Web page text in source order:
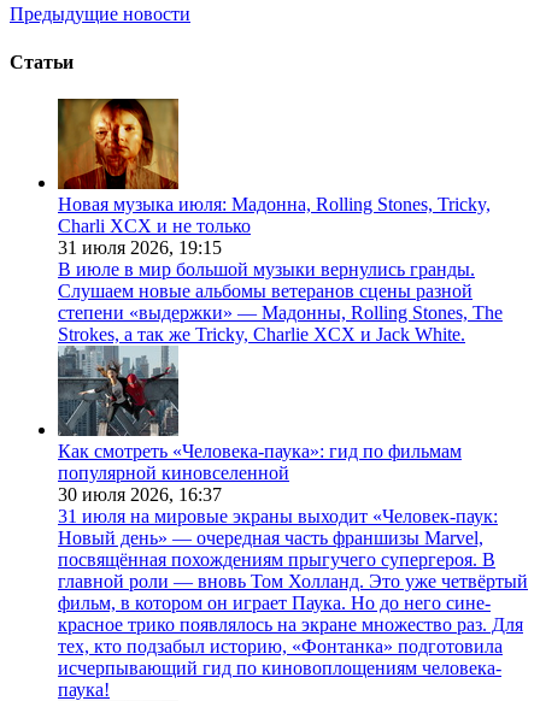
Предыдущие новости
Статьи
Новая музыка июля: Мадонна, Rolling Stones, Tricky,
Charli XCX и не только
31 июля 2026, 19:15
В июле в мир большой музыки вернулись гранды.
Слушаем новые альбомы ветеранов сцены разной
степени «выдержки» — Мадонны, Rolling Stones, The
Strokes, а так же Tricky, Charlie XCX и Jack White.
Как смотреть «Человека-паука»: гид по фильмам
популярной киновселенной
30 июля 2026, 16:37
31 июля на мировые экраны выходит «Человек-паук:
Новый день» — очередная часть франшизы Marvel,
посвящённая похождениям прыгучего супергероя. В
главной роли — вновь Том Холланд. Это уже четвёртый
фильм, в котором он играет Паука. Но до него сине-
красное трико появлялось на экране множество раз. Для
тех, кто подзабыл историю, «Фонтанка» подготовила
исчерпывающий гид по киновоплощениям человека-
паука!